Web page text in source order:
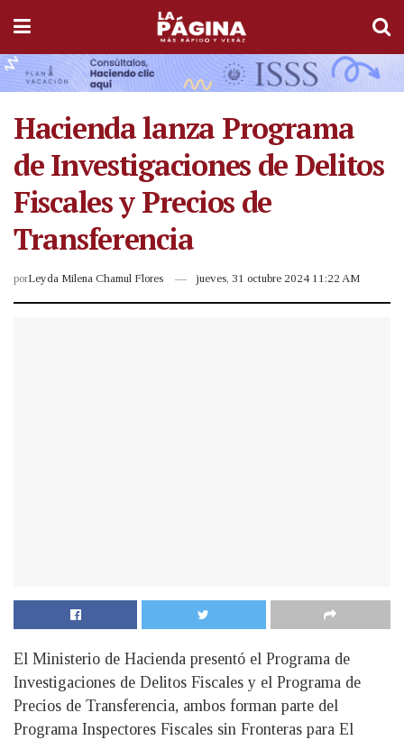
Hacienda lanza Programa
de Investigaciones de Delitos
Fiscales y Precios de
Transferencia
porLeyda Milena Chamul Flores jueves, 31 octubre 2024 11:22 AM
El Ministerio de Hacienda presentó el Programa de
Investigaciones de Delitos Fiscales y el Programa de
Precios de Transferencia, ambos forman parte del
Programa Inspectores Fiscales sin Fronteras para El